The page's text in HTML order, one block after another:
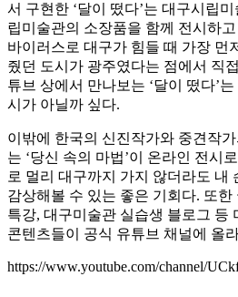
서 구현한 ‘달이 떴다’는 대구시립
립미술관의 소장품을 함께 전시하
바이러스로 대구가 힘들 때 가장 먼
줬던 도시가 광주였다는 점에서 직
튜브 상에서 만나보는 ‘달이 떴다’
시가 아닐까 싶다.
이밖에 한국의 신진작가와 중견작
는 ‘당신 속의 마법’이 온라인 전시
로 멀리 대구까지 가지 않더라도 내
감상해볼 수 있는 좋은 기회다. 또
특강, 대구미술관 실습생 블로그 등
콘텐츠들이 공식 유튜브 채널에 올
https://www.youtube.com/channel/